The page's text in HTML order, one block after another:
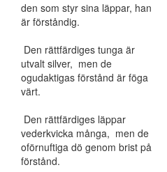
den som styr sina läppar, han
är förståndig.
Den rättfärdiges tunga är
utvalt silver, men de
ogudaktigas förstånd är föga
värt.
Den rättfärdiges läppar
vederkvicka många, men de
oförnuftiga dö genom brist på
förstånd.